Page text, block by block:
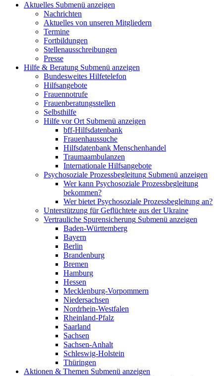
Aktuelles Submenü anzeigen
Nachrichten
Aktuelles von unseren Mitgliedern
Termine
Fortbildungen
Stellenausschreibungen
Presse
Hilfe & Beratung Submenü anzeigen
Bundesweites Hilfetelefon
Hilfsangebote
Frauennotrufe
Frauenberatungsstellen
Selbsthilfe
Hilfe vor Ort Submenü anzeigen
bff-Hilfsdatenbank
Frauenhaussuche
Hilfsdatenbank Menschenhandel
Traumaambulanzen
Internationale Hilfsangebote
Psychosoziale Prozessbegleitung Submenü anzeigen
Wer kann Psychosoziale Prozessbegleitung
bekommen?
Wer bietet Psychosoziale Prozessbegleitung an?
Unterstützung für Geflüchtete aus der Ukraine
Vertrauliche Spurensicherung Submenü anzeigen
Baden-Württemberg
Bayern
Berlin
Brandenburg
Bremen
Hamburg
Hessen
Mecklenburg-Vorpommern
Niedersachsen
Nordrhein-Westfalen
Rheinland-Pfalz
Saarland
Sachsen
Sachsen-Anhalt
Schleswig-Holstein
Thüringen
Aktionen & Themen Submenü anzeigen